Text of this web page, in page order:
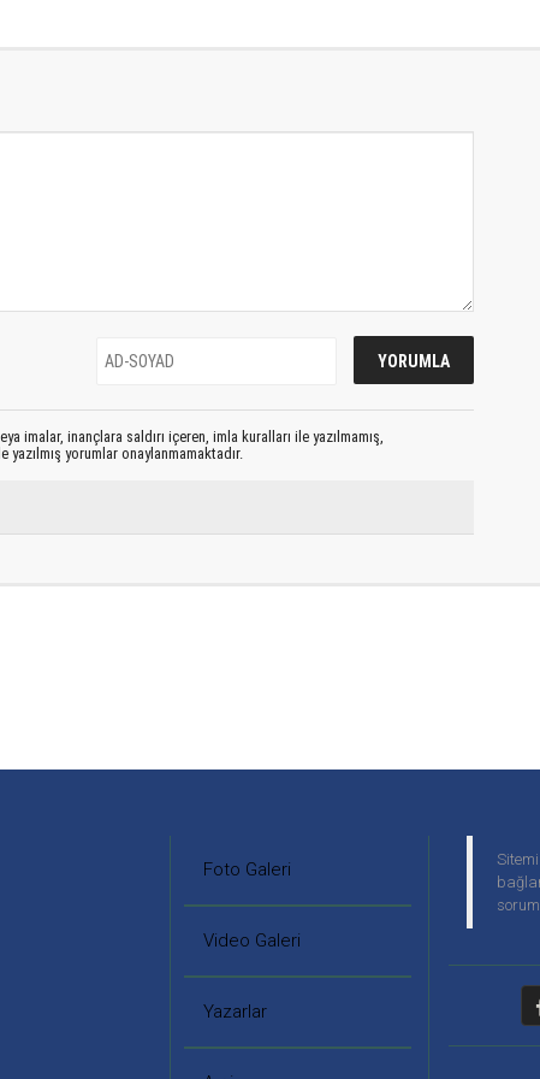
imalar, inançlara saldırı içeren, imla kuralları ile yazılmamış,
yorumlar onaylanmamaktadır.
Foto Galeri
Video Galeri
Yazarlar